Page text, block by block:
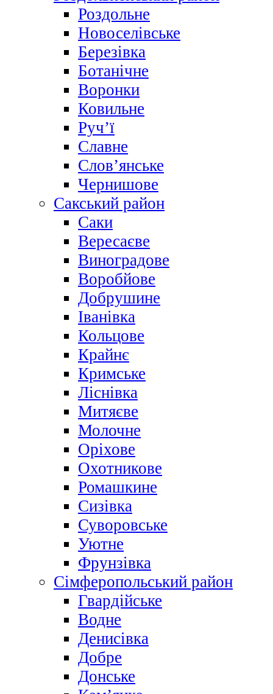
Роздольне
Новоселівське
Березівка
Ботанічне
Воронки
Ковильне
Руч’ї
Славне
Слов’янське
Чернишове
Сакський район
Саки
Вересаєве
Виноградове
Воробйове
Добрушине
Іванівка
Кольцове
Крайнє
Кримське
Ліснівка
Митяєве
Молочне
Оріхове
Охотникове
Ромашкине
Сизівка
Суворовське
Уютне
Фрунзівка
Сімферопольський район
Гвардійське
Водне
Денисівка
Добре
Донське